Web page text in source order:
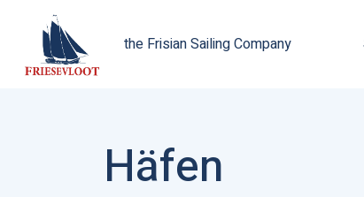
the Frisian Sailing Company
Häfen